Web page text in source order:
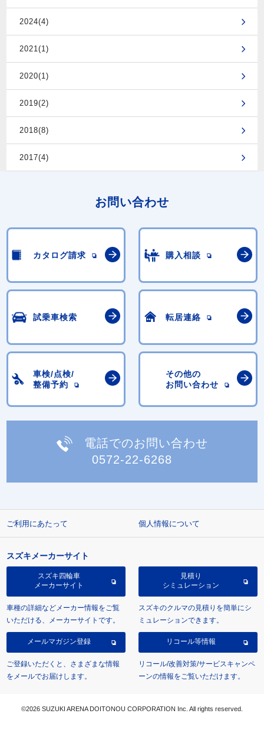
2024(4)
2021(1)
2020(1)
2019(2)
2018(8)
2017(4)
お問い合わせ
カタログ請求 購入相談
試乗車検索 転居連絡
車検/点検/
整備予約
その他の
お問い合わせ
電話でのお問い合わせ
0572-22-6268
ご利用にあたって 個人情報について
スズキメーカーサイト
スズキ四輪車
メーカーサイト
車種の詳細などメーカー情報をご覧
いただける、メーカーサイトです。
見積り
シミュレーション
スズキのクルマの見積りを簡単にシ
ミュレーションできます。
メールマガジン登録
ご登録いただくと、さまざまな情報
をメールでお届けします。
リコール等情報
リコール/改善対策/サービスキャンペ
ーンの情報をご覧いただけます。
©2026 SUZUKI ARENA DOITONOU CORPORATION Inc. All rights reserved.